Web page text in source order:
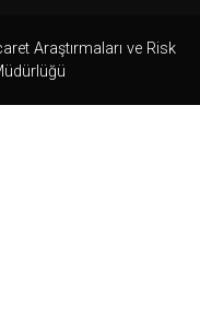
Araştırmaları ve Risk